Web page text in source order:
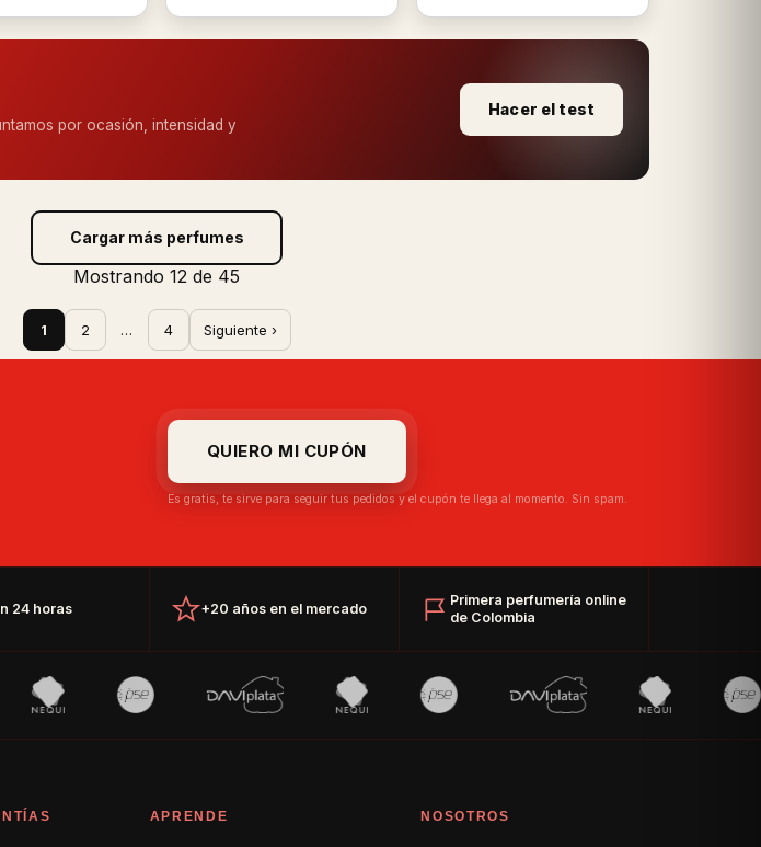
por ocasión, intensidad y
Hacer el test
Cargar más perfumes
Mostrando 12 de 45
1 2 … 4 Siguiente ›
QUIERO MI CUPÓN
Es gratis, te sirve para seguir tus pedidos y el cupón te llega al momento. Sin spam.
24 horas +20 años en el mercado
Primera perfumería online
de Colombia
APRENDE NOSOTROS